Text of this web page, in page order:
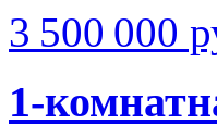
3 500 000
1-